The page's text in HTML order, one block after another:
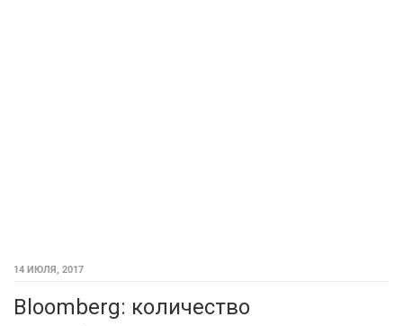
14 ИЮЛЯ, 2017
Bloomberg: количество